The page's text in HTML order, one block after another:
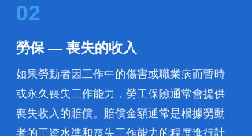
02
​勞保 — 喪失的收入
如果勞動者因工作中的傷害或職業病而暫時
或永久喪失工作能力，勞工保險通常會提供
喪失收入的賠償。賠償金額通常是根據勞動
者的工資水準和喪失工作能力的程度進行計